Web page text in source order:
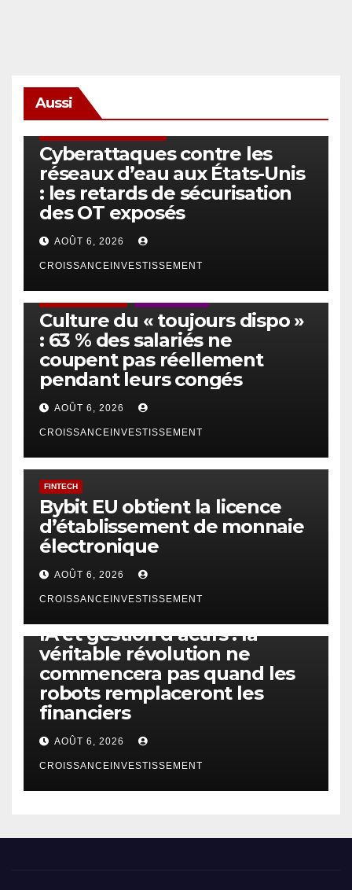
Aussi
Cyberattaques contre les
réseaux d’eau aux États-Unis
: les retards de sécurisation
des OT exposés
AOÛT 6, 2026
CROISSANCEINVESTISSEMENT
Culture du « toujours dispo »
: 63 % des salariés ne
coupent pas réellement
pendant leurs congés
AOÛT 6, 2026
CROISSANCEINVESTISSEMENT
FINTECH
Bybit EU obtient la licence
d’établissement de monnaie
électronique
AOÛT 6, 2026
CROISSANCEINVESTISSEMENT
IA et gestion d’actifs : la
véritable révolution ne
commencera pas quand les
robots remplaceront les
financiers
AOÛT 6, 2026
CROISSANCEINVESTISSEMENT